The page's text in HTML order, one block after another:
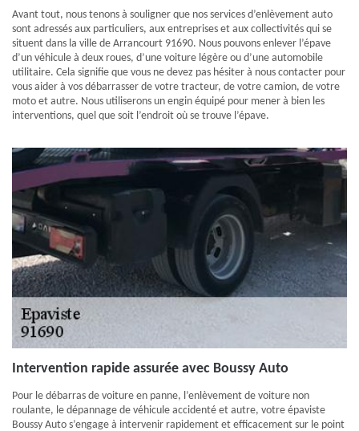
Avant tout, nous tenons à souligner que nos services d’enlèvement auto
sont adressés aux particuliers, aux entreprises et aux collectivités qui se
situent dans la ville de Arrancourt 91690. Nous pouvons enlever l’épave
d’un véhicule à deux roues, d’une voiture légère ou d’une automobile
utilitaire. Cela signifie que vous ne devez pas hésiter à nous contacter pour
vous aider à vos débarrasser de votre tracteur, de votre camion, de votre
moto et autre. Nous utiliserons un engin équipé pour mener à bien les
interventions, quel que soit l’endroit où se trouve l’épave.
Intervention rapide assurée avec Boussy Auto
Pour le débarras de voiture en panne, l’enlèvement de voiture non
roulante, le dépannage de véhicule accidenté et autre, votre épaviste
Boussy Auto s’engage à intervenir rapidement et efficacement sur le point